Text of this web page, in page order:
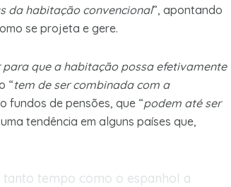
da habitação convencional”, apontando
se projeta e gere.
que a habitação possa efetivamente
“tem de ser combinada com a
fundos de pensões, que “podem até ser
uma tendência em alguns países que,
tempo como o espanhol a